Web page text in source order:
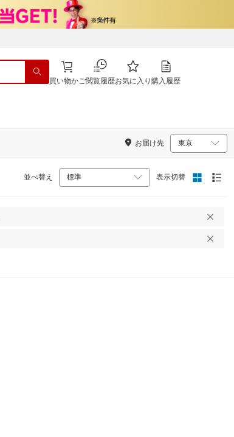
買い物かご閲覧履歴お気に入り 購入履歴
お届け先
並べ替え 表示切替